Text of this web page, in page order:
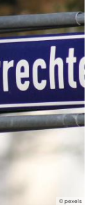
© pexels